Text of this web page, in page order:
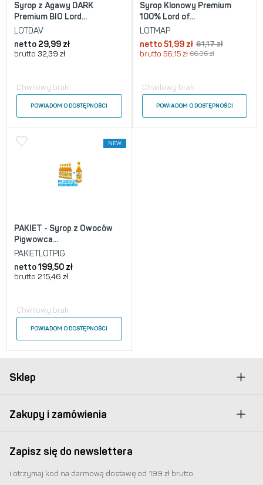
Syrop z Agawy DARK
Premium BIO Lord...
LOTDAV
netto 29,99 zł
brutto 32,39 zł
Chwilowy brak
POWIADOM O DOSTĘPNOŚCI
Syrop Klonowy Premium
100% Lord of...
LOTMAP
netto 51,99 zł 61,17zł
brutto 56,15 zł 66,06zł
Chwilowy brak
POWIADOM O DOSTĘPNOŚCI
NEW
PAKIET - Syrop z Owoców
Pigwowca...
PAKIETLOTPIG
netto199,50 zł
brutto 215,46 zł
Chwilowy brak
POWIADOM O DOSTĘPNOŚCI
Sklep
Zakupy i zamówienia
Zapisz się do newslettera
i otrzymaj kod na darmową dostawę od 199 zł brutto